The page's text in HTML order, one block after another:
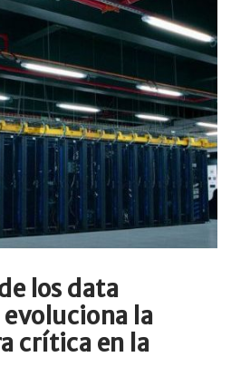
los data
la
crítica en la